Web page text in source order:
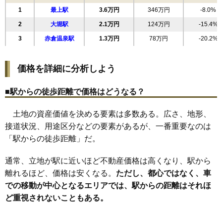
1 最上駅 3.6万円 346万円 -8.0%
2 大堀駅 2.1万円 124万円 -15.4%
3 赤倉温泉駅 1.3万円 78万円 -20.2%
価格を詳細に分析しよう
■駅からの徒歩距離で価格はどうなる？
土地の資産価値を決める要素は多数ある。広さ、地形、
接道状況、用途区分などの要素があるが、一番重要なのは
「駅からの徒歩距離」だ。
通常、立地が駅に近いほど不動産価格は高くなり、駅から
離れるほど、価格は安くなる。 ただし、都心ではなく、車
での移動が中心となるエリアでは、駅からの距離はそれほ
ど重視されないこともある。